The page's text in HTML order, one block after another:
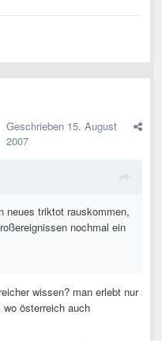
Geschrieben 15. August
2007
neues triktot rauskommen,
nochmal ein
wissen? man erlebt nur
österreich auch